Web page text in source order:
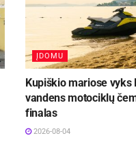
ĮDOMU
Kupiškio mariose vyks
vandens motociklų
finalas
2026-08-04